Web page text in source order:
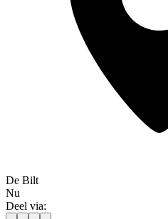
De Bilt
Nu
Deel via: